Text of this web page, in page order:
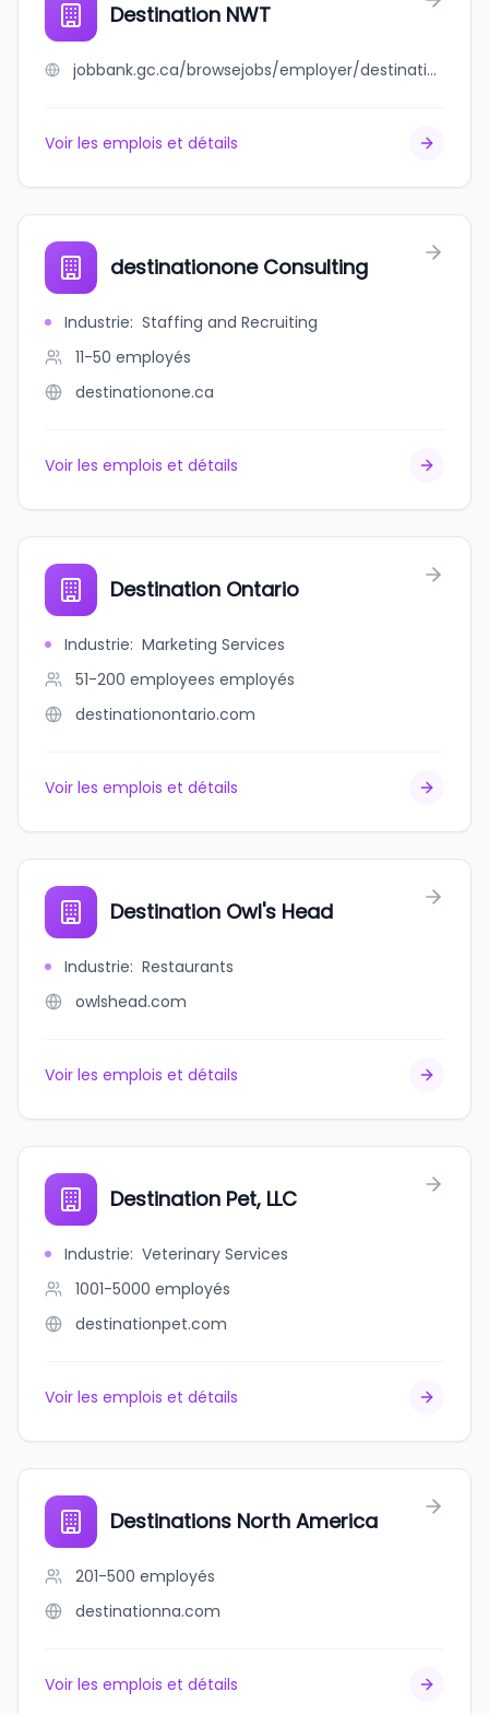
Destination NWT
jobbank.gc.ca/browsejobs/employer/destination+nwt/ca
Voir les emplois et détails
destinationone Consulting
Industrie: Staffing and Recruiting
11-50 employés
destinationone.ca
Voir les emplois et détails
Destination Ontario
Industrie: Marketing Services
51-200 employees employés
destinationontario.com
Voir les emplois et détails
Destination Owl's Head
Industrie: Restaurants
owlshead.com
Voir les emplois et détails
Destination Pet, LLC
Industrie: Veterinary Services
1001-5000 employés
destinationpet.com
Voir les emplois et détails
Destinations North America
201-500 employés
destinationna.com
Voir les emplois et détails